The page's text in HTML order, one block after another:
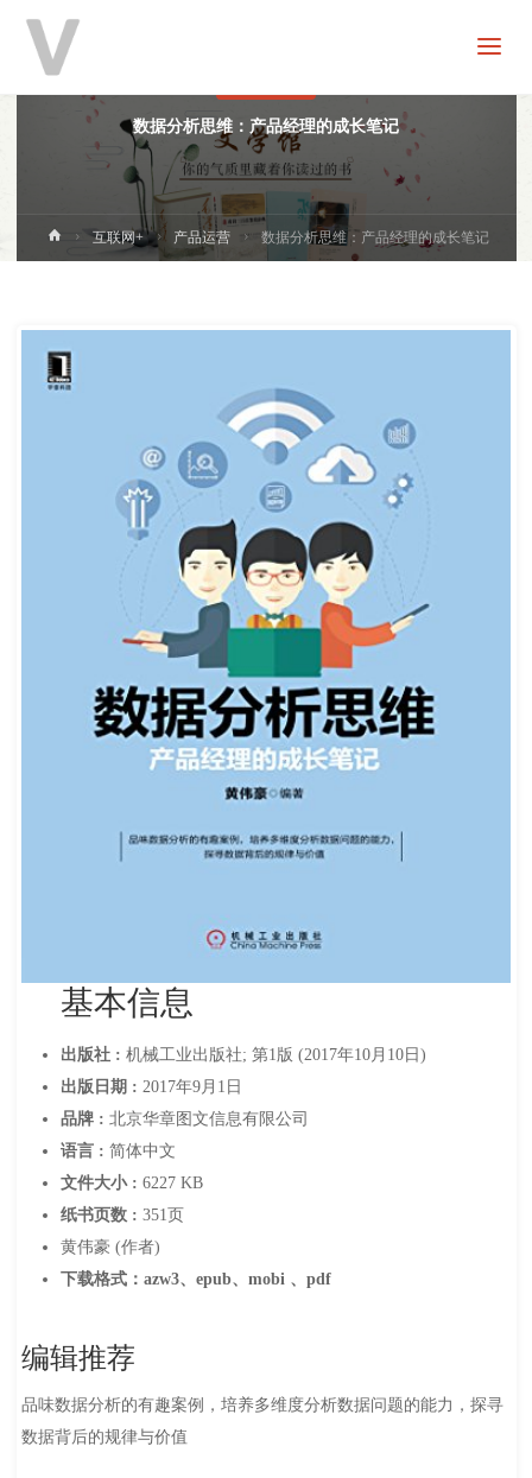
数据分析思维：产品经理的成长笔记
首
页
互联网+ 产品运营 数据分析思维：产品经理的成长笔记
基本信息
出版社 : 机械工业出版社; 第1版 (2017年10月10日)
出版日期 : 2017年9月1日
品牌 : 北京华章图文信息有限公司
语言 : 简体中文
文件大小 : 6227 KB
纸书页数 : 351页
黄伟豪 (作者)
下载格式：azw3、epub、mobi 、pdf
编辑推荐
品味数据分析的有趣案例，培养多维度分析数据问题的能力，探寻
数据背后的规律与价值